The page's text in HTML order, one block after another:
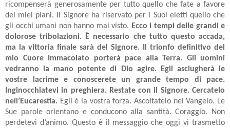
ricompenserà generosamente per tutto quello che fate a favore
dei miei piani. Il Signore ha riservato per i Suoi eletti quello che
gli occhi umani non hanno mai visto. Ecco i tempi delle grandi e
dolorose tribolazioni. È necessario che tutto questo accada,
ma la vittoria finale sarà del Signore. Il trionfo definitivo del
mio Cuore Immacolato porterà pace alla Terra. Gli uomini
vedranno la mano potente di Dio agire. Egli asciugherà le
vostre lacrime e conoscerete un grande tempo di pace.
Inginocchiatevi in preghiera. Restate con il Signore. Cercatelo
nell’Eucarestia. Egli è la vostra forza. Ascoltatelo nel Vangelo. Le
Sue parole orientano e conducono alla santità. Coraggio. Non
perdetevi d’animo. Questo è il messaggio che oggi vi trasmetto